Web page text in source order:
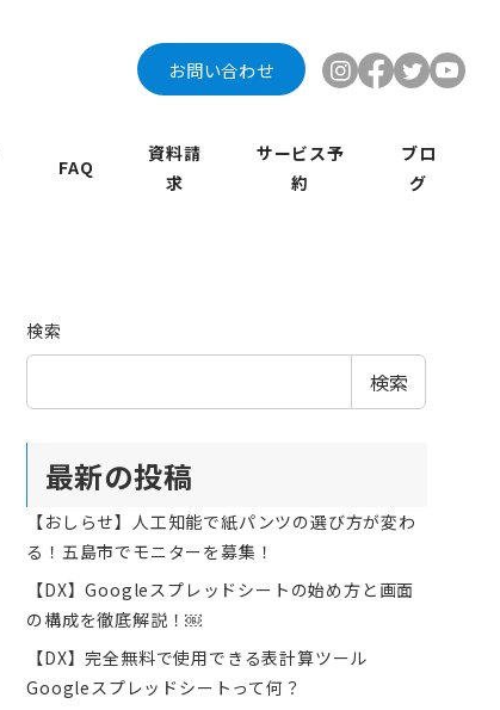
お問い合わせ
FAQ
資料請
求
サービス予
約
ブロ
グ
検索
検索
最新の投稿
【おしらせ】人工知能で紙パンツの選び方が変わ
る！五島市でモニターを募集！
【DX】Googleスプレッドシートの始め方と画面
の構成を徹底解説！￼
【DX】完全無料で使用できる表計算ツール
Googleスプレッドシートって何？